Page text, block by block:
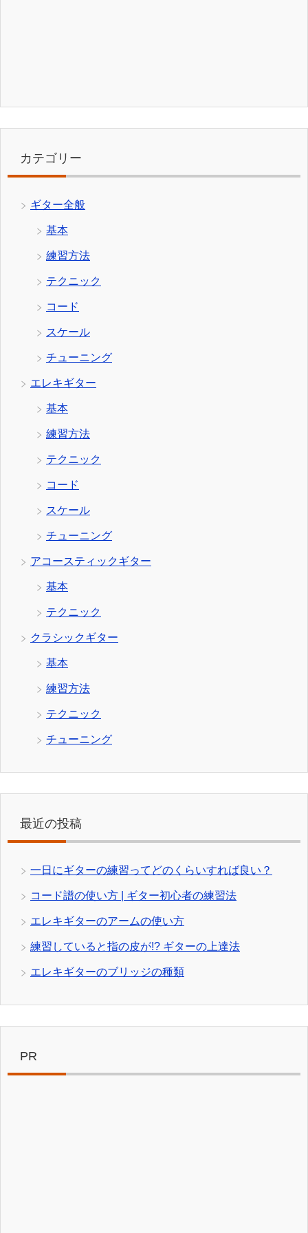
カテゴリー
ギター全般
基本
練習方法
テクニック
コード
スケール
チューニング
エレキギター
基本
練習方法
テクニック
コード
スケール
チューニング
アコースティックギター
基本
テクニック
クラシックギター
基本
練習方法
テクニック
チューニング
最近の投稿
一日にギターの練習ってどのくらいすれば良い？
コード譜の使い方 | ギター初心者の練習法
エレキギターのアームの使い方
練習していると指の皮が!? ギターの上達法
エレキギターのブリッジの種類
PR